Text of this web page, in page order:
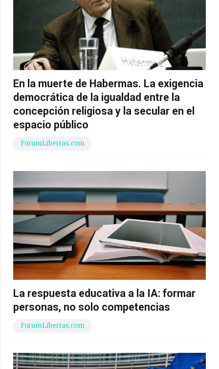
En la muerte de Habermas. La exigencia
democrática de la igualdad entre la
concepción religiosa y la secular en el
espacio público
ForumLibertas.com
La respuesta educativa a la IA: formar
personas, no solo competencias
ForumLibertas.com